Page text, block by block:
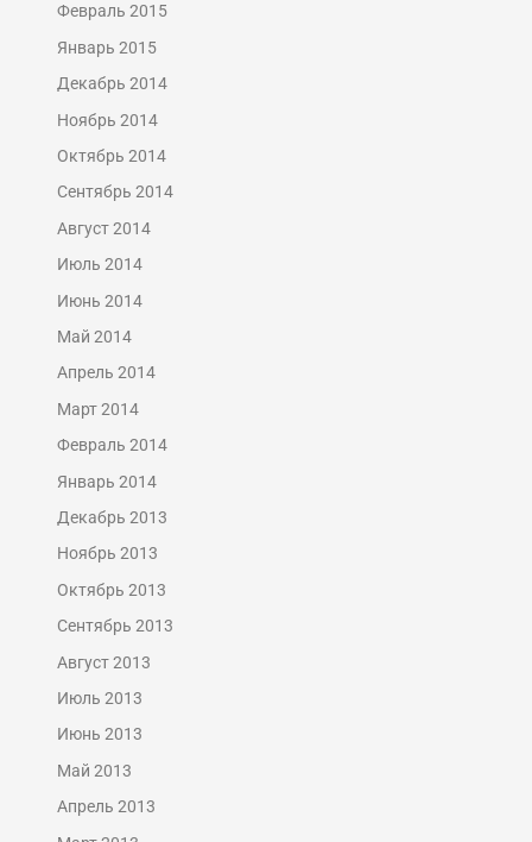
Февраль 2015
Январь 2015
Декабрь 2014
Ноябрь 2014
Октябрь 2014
Сентябрь 2014
Август 2014
Июль 2014
Июнь 2014
Май 2014
Апрель 2014
Март 2014
Февраль 2014
Январь 2014
Декабрь 2013
Ноябрь 2013
Октябрь 2013
Сентябрь 2013
Август 2013
Июль 2013
Июнь 2013
Май 2013
Апрель 2013